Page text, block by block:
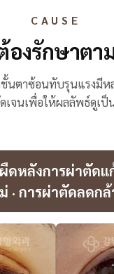
CAUSE
องรักษาตา
ชั้นตาซ้อนทับรุนแรงมีห
เจนเพื่อให้ผลลัพธ์ดูเป็
ดหลังการผ่าตัดแ
· การผ่าตัดลดก